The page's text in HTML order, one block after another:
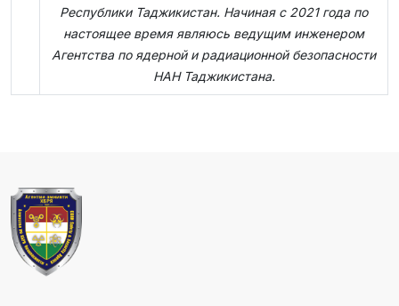
Республики Таджикистан. Начиная с 2021 года по
настоящее время являюсь ведущим инженером
Агентства по ядерной и радиационной безопасности
НАН Таджикистана.